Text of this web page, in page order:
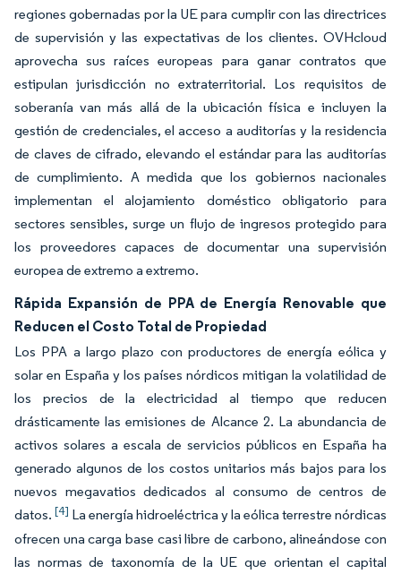
regiones gobernadas por la UE para cumplir con las directrices
de supervisión y las expectativas de los clientes. OVHcloud
aprovecha sus raíces europeas para ganar contratos que
estipulan jurisdicción no extraterritorial. Los requisitos de
soberanía van más allá de la ubicación física e incluyen la
gestión de credenciales, el acceso a auditorías y la residencia
de claves de cifrado, elevando el estándar para las auditorías
de cumplimiento. A medida que los gobiernos nacionales
implementan el alojamiento doméstico obligatorio para
sectores sensibles, surge un flujo de ingresos protegido para
los proveedores capaces de documentar una supervisión
europea de extremo a extremo.
Rápida Expansión de PPA de Energía Renovable que
Reducen el Costo Total de Propiedad
Los PPA a largo plazo con productores de energía eólica y
solar en España y los países nórdicos mitigan la volatilidad de
los precios de la electricidad al tiempo que reducen
drásticamente las emisiones de Alcance 2. La abundancia de
activos solares a escala de servicios públicos en España ha
generado algunos de los costos unitarios más bajos para los
nuevos megavatios dedicados al consumo de centros de
datos. [4] La energía hidroeléctrica y la eólica terrestre nórdicas
ofrecen una carga base casi libre de carbono, alineándose con
las normas de taxonomía de la UE que orientan el capital